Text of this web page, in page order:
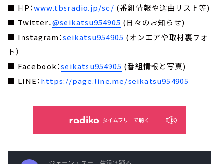
■ HP：www.tbsradio.jp/so/ (番組情報や選曲リスト等)
■ Twitter：@seikatsu954905 (日々のお知らせ)
■ Instagram：seikatsu954905 (オンエアや取材裏フォ
ト）
■ Facebook：seikatsu954905 (番組情報と写真)
■ LINE：https://page.line.me/seikatsu954905
タイムフリーで聴く